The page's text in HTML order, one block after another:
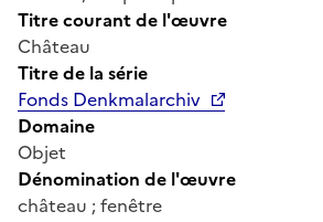
Titre courant de l'œuvre
Château
Titre de la série
Fonds Denkmalarchiv
Domaine
Objet
Dénomination de l'œuvre
château ; fenêtre